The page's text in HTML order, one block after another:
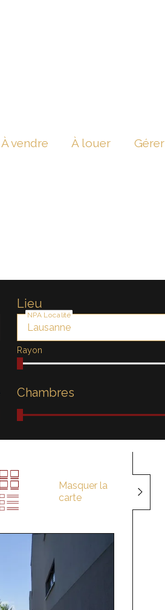
À vendre À louer Gérer
Lieu
NPA Localité
Rayon
Chambres
Masquer la
carte